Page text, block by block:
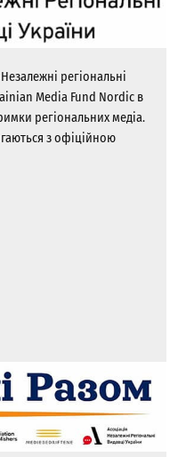
регіональні
Media Fund Nordic в
регіональних медіа.
з офіційною